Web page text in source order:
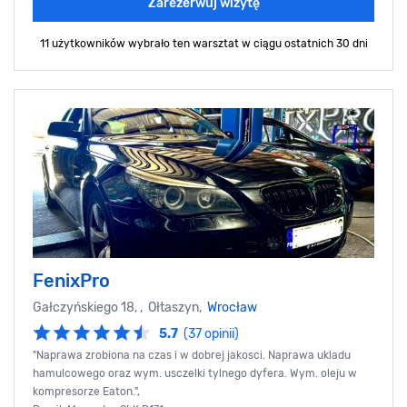
11 użytkowników wybrało ten warsztat w ciągu ostatnich 30 dni
FenixPro
Gałczyńskiego 18, , Ołtaszyn, Wrocław
5.7 (37 opinii)
"Naprawa zrobiona na czas i w dobrej jakosci. Naprawa ukladu
hamulcowego oraz wym. usczelki tylnego dyfera. Wym. oleju w
kompresorze Eaton.",